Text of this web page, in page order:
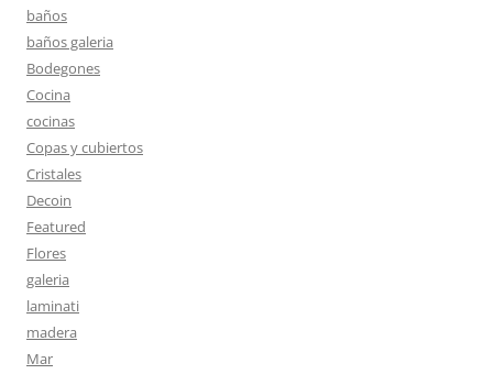
baños
baños galeria
Bodegones
Cocina
cocinas
Copas y cubiertos
Cristales
Decoin
Featured
Flores
galeria
laminati
madera
Mar